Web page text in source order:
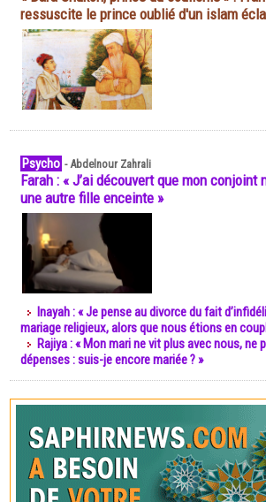
ressuscite le prince oublié d'un islam
Psycho -Abdelnour Zahrali
Farah : « J’ai découvert que mon conjoint
une autre fille enceinte »
Inayah : « Je pense au divorce du fait
mariage religieux, alors que nous étions en
Rajiya : « Mon mari ne vit plus avec nous, ne
dépenses : suis-je encore mariée ? »